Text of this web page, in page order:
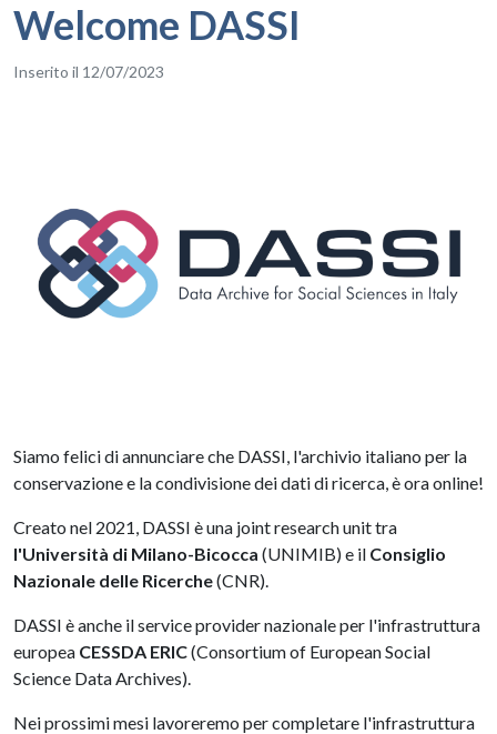
Welcome DASSI
Inserito il 12/07/2023
Siamo felici di annunciare che DASSI, l'archivio italiano per la
conservazione e la condivisione dei dati di ricerca, è ora online!
Creato nel 2021, DASSI è una joint research unit tra
l'Università di Milano-Bicocca (UNIMIB) e il Consiglio
Nazionale delle Ricerche(CNR).
DASSI è anche il service provider nazionale per l'infrastruttura
europea CESSDA ERIC(Consortium of European Social
Science Data Archives).
Nei prossimi mesi lavoreremo per completare l'infrastruttura